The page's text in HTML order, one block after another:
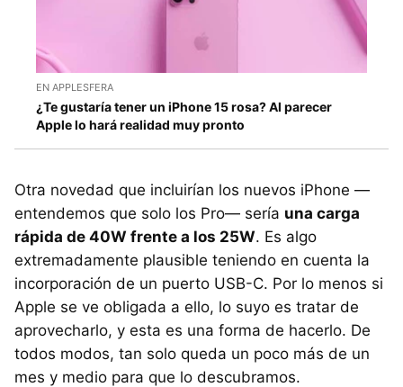
EN APPLESFERA
¿Te gustaría tener un iPhone 15 rosa? Al parecer
Apple lo hará realidad muy pronto
Otra novedad que incluirían los nuevos iPhone —
entendemos que solo los Pro— sería una carga
rápida de 40W frente a los 25W. Es algo
extremadamente plausible teniendo en cuenta la
incorporación de un puerto USB-C. Por lo menos si
Apple se ve obligada a ello, lo suyo es tratar de
aprovecharlo, y esta es una forma de hacerlo. De
todos modos, tan solo queda un poco más de un
mes y medio para que lo descubramos.